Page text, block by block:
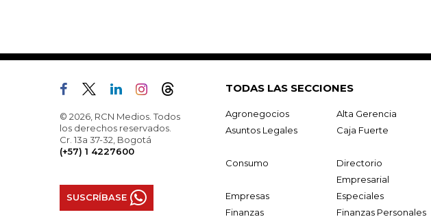
© 2026, RCN Medios. Todos
los derechos reservados.
Cr. 13a 37-32, Bogotá
(+57) 1 4227600
SUSCRÍBASE
TODAS LAS SECCIONES
Agronegocios Alta Gerencia
Asuntos Legales
Caja Fuerte
Consumo
Directorio
Empresarial
Empresas Especiales
Finanzas
Finanzas Personales